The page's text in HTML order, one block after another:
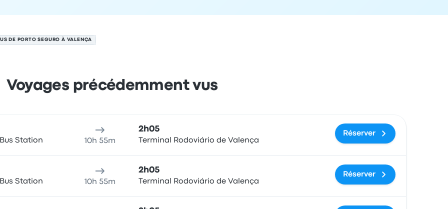
DE PORTO SEGURO À VALENÇA
Voyages précédemment vus
Station 10h 55m
2h05
Terminal Rodoviário de Valença
Réserver
Station 10h 55m
2h05
Terminal Rodoviário de Valença
Réserver